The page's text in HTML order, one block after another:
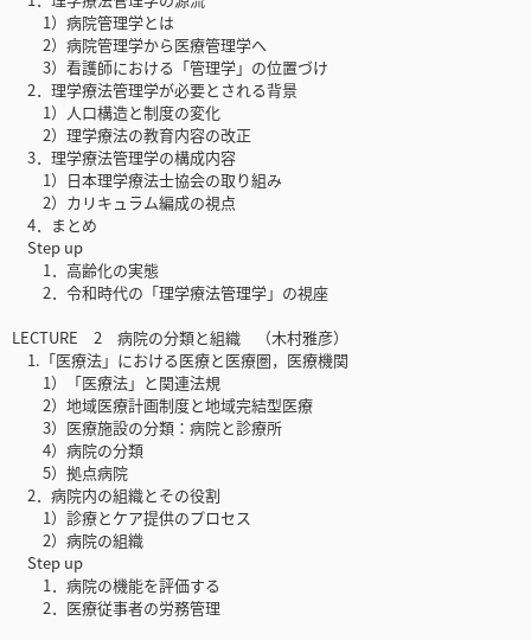
1）病院管理学とは
2）病院管理学から医療管理学へ
3）看護師における「管理学」の位置づけ
2．理学療法管理学が必要とされる背景
1）人口構造と制度の変化
2）理学療法の教育内容の改正
3．理学療法管理学の構成内容
1）日本理学療法士協会の取り組み
2）カリキュラム編成の視点
4．まとめ
Step up
1．高齢化の実態
2．令和時代の「理学療法管理学」の視座
LECTURE 2 病院の分類と組織 （木村雅彦）
1.「医療法」における医療と医療圏，医療機関
1）「医療法」と関連法規
2）地域医療計画制度と地域完結型医療
3）医療施設の分類：病院と診療所
4）病院の分類
5）拠点病院
2．病院内の組織とその役割
1）診療とケア提供のプロセス
2）病院の組織
Step up
1．病院の機能を評価する
2．医療従事者の労務管理